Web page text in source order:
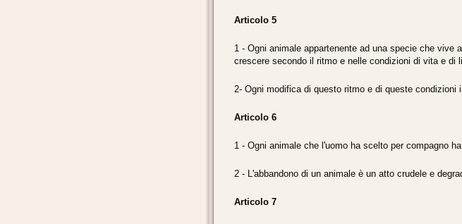
Articolo 5
1 - Ogni animale appartenente ad una specie che vive
crescere secondo il ritmo e nelle condizioni di vita e di
2- Ogni modifica di questo ritmo e di queste
Articolo 6
1 - Ogni animale che l'uomo ha scelto per compagno
2 - L'abbandono di un animale è un atto crudele e
Articolo 7